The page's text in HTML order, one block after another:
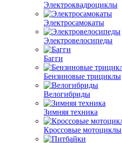
Электроквадроциклы
Электросамокаты
Электровелосипеды
Багги
Бензиновые трициклы
Велогибриды
Зимняя техника
Кроссовые мотоциклы